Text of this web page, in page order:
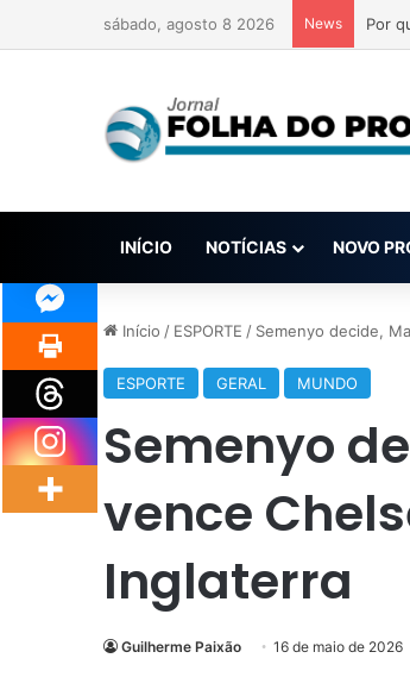
sábado, agosto 8 2026 News Fogo
INÍCIO NOTÍCIAS NOVO
Início / ESPORTE / Semenyo decide,
ESPORTE GERAL MUNDO
Semenyo
vence
Inglaterra
Guilherme Paixão 16 de maio de 2026